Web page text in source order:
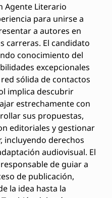
Agente Literario
para unirse a
a autores en
carreras. El candidato
conocimiento del
excepcionales
sólida de contactos
implica descubrir
estrechamente con
sus propuestas,
editoriales y gestionar
incluyendo derechos
audiovisual. El
de guiar a
de publicación,
la idea hasta la